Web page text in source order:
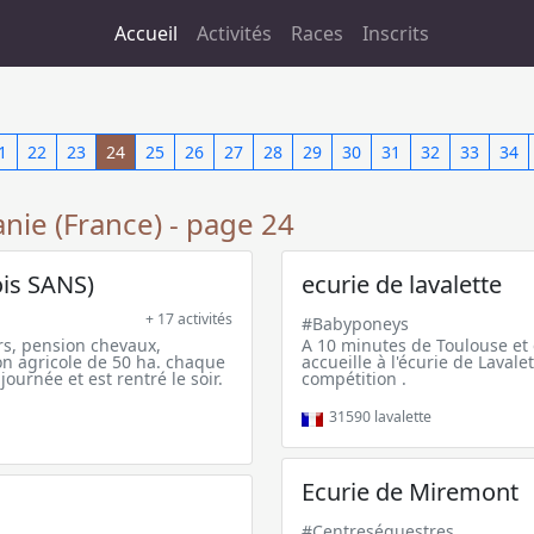
Accueil Activités Races Inscrits
22 23 24 25 26 27 28 29 30 31 32 33 34
(France) - page 24
SANS)
+ 17 activités
pension chevaux,
agricole de 50 ha. chaque
et est rentré le soir.
ecurie de lavalette
#Babyponeys
A 10 minutes de Toulouse
accueille à l'écurie de
compétition .
31590 lavalette
Ecurie de Miremont